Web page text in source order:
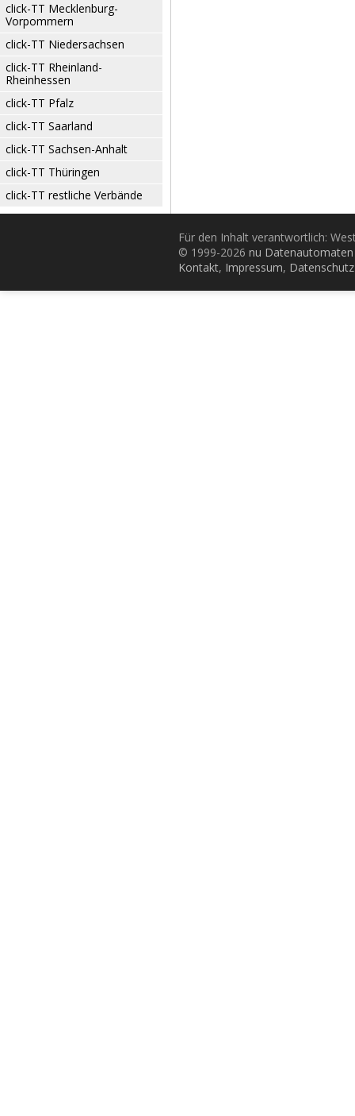
click-TT Mecklenburg-
Vorpommern
click-TT Niedersachsen
click-TT Rheinland-
Rheinhessen
click-TT Pfalz
click-TT Saarland
click-TT Sachsen-Anhalt
click-TT Thüringen
click-TT restliche Verbände
Für den Inhalt verantwortlich:
© 1999-2026 nu
Kontakt, Impressum, Datenschutz